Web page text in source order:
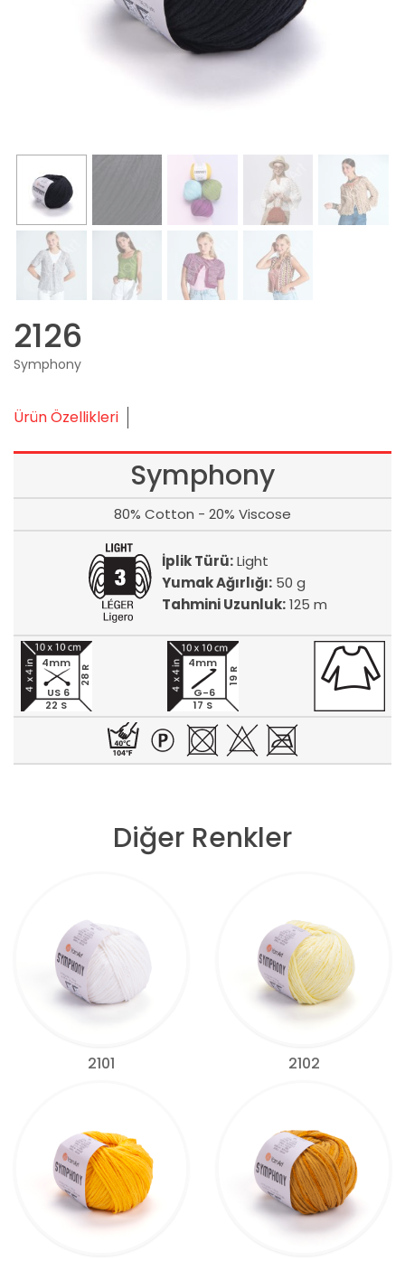
2126
Symphony
Ürün Özellikleri
Symphony
80% Cotton - 20% Viscose
İplik Türü:Light
Yumak Ağırlığı:50 g
Tahmini Uzunluk:125 m
22 S
28 R
4mm
US 6
17 S
19 R
4mm
G-6
Diğer Renkler
2101 2102